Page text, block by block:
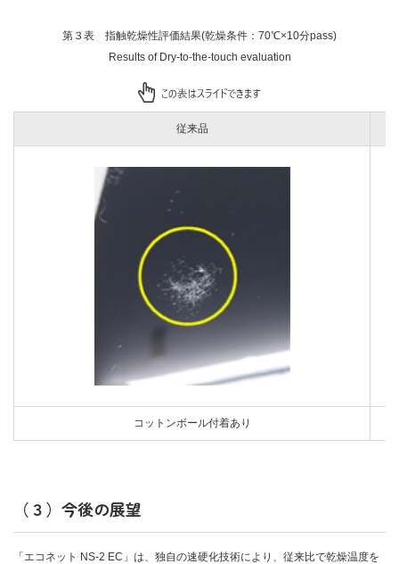
第３表 指触乾燥性評価結果(乾燥条件：70℃×10分pass)
Results of Dry-to-the-touch evaluation
従来品
コットンボール付着あり
（３）今後の展望
「エコネット NS-2 EC」は、独自の速硬化技術により、従来比で乾燥温度を